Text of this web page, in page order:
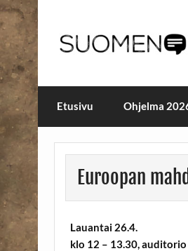
Skip
to
content
Etusivu Ohjelma
Euroopan
Lauantai 26.4.
klo 12 – 13.30, auditorio